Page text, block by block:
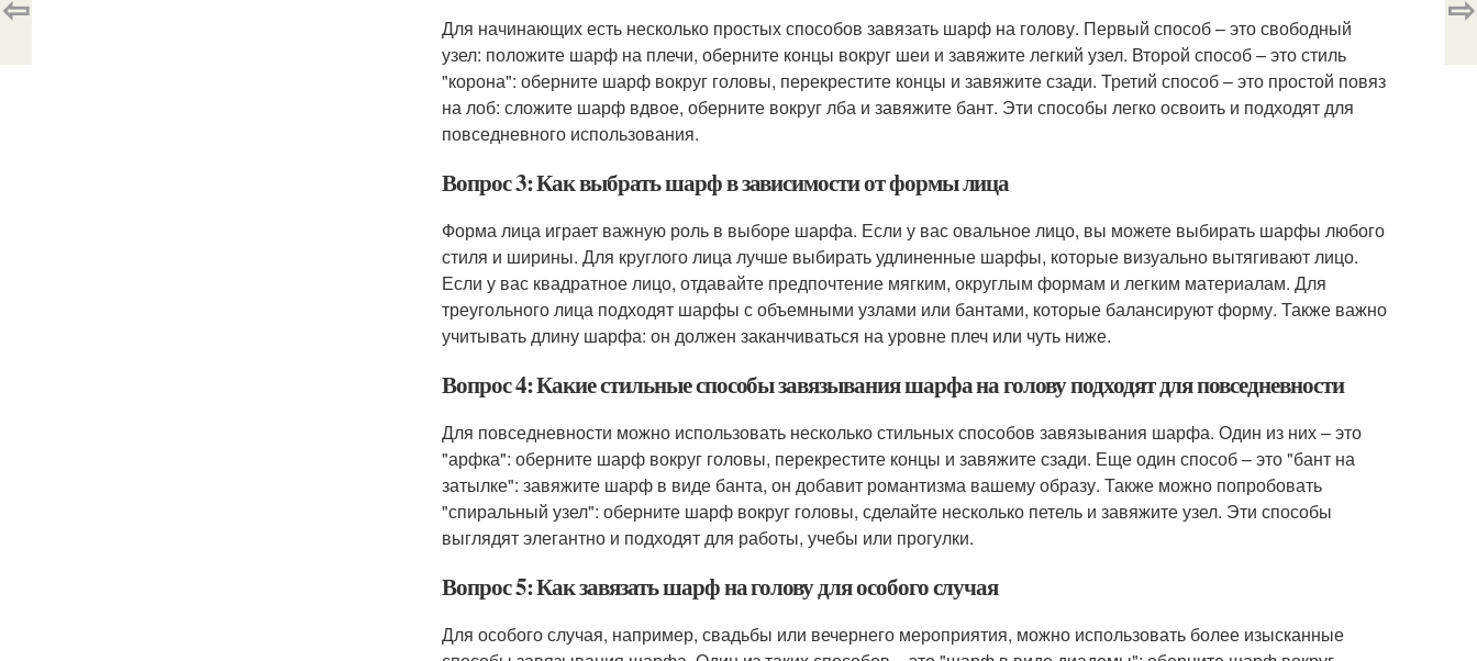
Для начинающих есть несколько простых способов завязать шарф на голову. Первый способ – это свободный
узел: положите шарф на плечи, оберните концы вокруг шеи и завяжите легкий узел. Второй способ – это стиль
"корона": оберните шарф вокруг головы, перекрестите концы и завяжите сзади. Третий способ – это простой повяз
на лоб: сложите шарф вдвое, оберните вокруг лба и завяжите бант. Эти способы легко освоить и подходят для
повседневного использования.
Вопрос 3: Как выбрать шарф в зависимости от формы лица
Форма лица играет важную роль в выборе шарфа. Если у вас овальное лицо, вы можете выбирать шарфы любого
стиля и ширины. Для круглого лица лучше выбирать удлиненные шарфы, которые визуально вытягивают лицо.
Если у вас квадратное лицо, отдавайте предпочтение мягким, округлым формам и легким материалам. Для
треугольного лица подходят шарфы с объемными узлами или бантами, которые балансируют форму. Также важно
учитывать длину шарфа: он должен заканчиваться на уровне плеч или чуть ниже.
Вопрос 4: Какие стильные способы завязывания шарфа на голову подходят для повседневности
Для повседневности можно использовать несколько стильных способов завязывания шарфа. Один из них – это
"арфка": оберните шарф вокруг головы, перекрестите концы и завяжите сзади. Еще один способ – это "бант на
затылке": завяжите шарф в виде банта, он добавит романтизма вашему образу. Также можно попробовать
"спиральный узел": оберните шарф вокруг головы, сделайте несколько петель и завяжите узел. Эти способы
выглядят элегантно и подходят для работы, учебы или прогулки.
Вопрос 5: Как завязать шарф на голову для особого случая
Для особого случая, например, свадьбы или вечернего мероприятия, можно использовать более изысканные